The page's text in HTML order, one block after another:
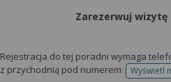
Zarezerwuj
Rejestracja do tej poradni wymaga
z przychodnią pod numerem:
Wyświetl